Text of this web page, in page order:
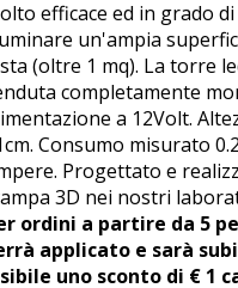
efficace ed in grado di
un'ampia
(oltre 1 mq). La torre
completamente
a 12Volt.
Consumo misurato 0.2
Progettato e
3D nei nostri
ordini a partire da 5
applicato e sarà
uno sconto di € 1